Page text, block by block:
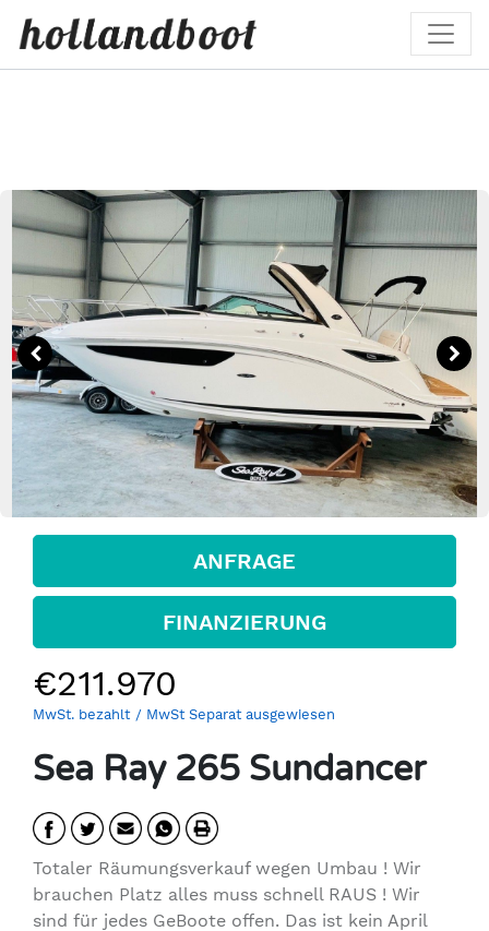
€211.970
MwSt. bezahlt / MwSt Separat ausgewiesen
Sea Ray 265 Sundancer
ANFRAGE
FINANZIERUNG
Totaler Räumungsverkauf wegen Umbau ! Wir
brauchen Platz alles muss schnell RAUS ! Wir
sind für jedes GeBoote offen. Das ist kein April